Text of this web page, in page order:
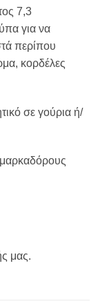
7,3
για να
περίπου
κορδέλες
σε γούρια ή/
μας.